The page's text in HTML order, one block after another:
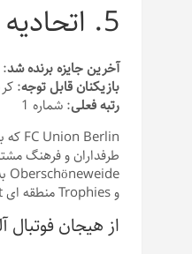
5. اتحادیه FC برلین: هواداران مشتاق ، پیروزی های تاریخی
آخرین جایزه برنده شد:
بازیکنان قابل توجه:
رتبه فعلی: شماره 1
طرفداران و فرهنگ
و Trophies منطقه ای Nordost ، در میان بسیاری دیگر.
از هیجان